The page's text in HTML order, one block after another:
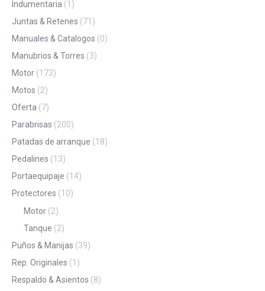
Indumentaria (1)
Juntas & Retenes (71)
Manuales & Catalogos (0)
Manubrios & Torres (3)
Motor (173)
Motos (2)
Oferta (7)
Parabrisas (200)
Patadas de arranque (18)
Pedalines (13)
Portaequipaje (14)
Protectores (10)
Motor (2)
Tanque (2)
Puños & Manijas (39)
Rep. Originales (1)
Respaldo & Asientos (8)